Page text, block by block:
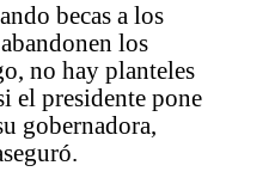
becas a los
los
no hay planteles
el presidente pone
gobernadora,